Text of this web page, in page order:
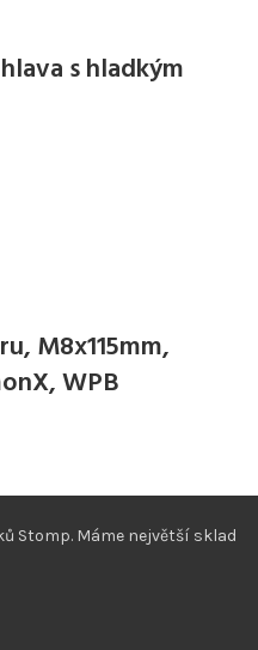
s hladkým
M8x115mm,
WPB
Stomp. Máme největší sklad